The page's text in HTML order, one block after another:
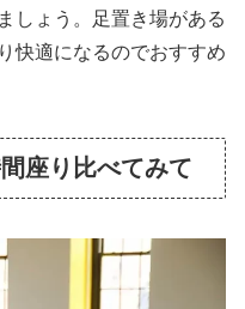
しょう。足置き場がある
快適になるのでおすすめ
座り比べてみて